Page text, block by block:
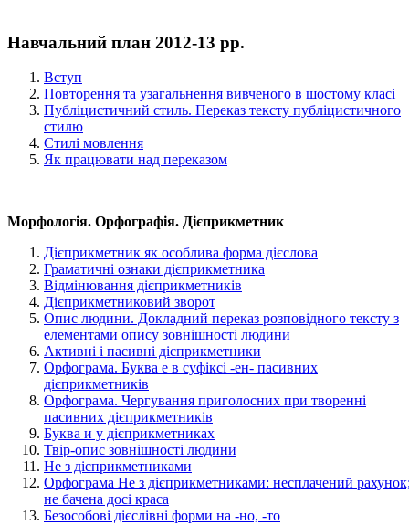
Навчальний план 2012-13 рр.
Вступ
Повторення та узагальнення вивченого в шостому класі
Публіцистичний стиль. Переказ тексту публіцистичного
стилю
Стилі мовлення
Як працювати над переказом
Морфологія. Орфографія. Дієприкметник
Дієприкметник як особлива форма дієслова
Граматичні ознаки дієприкметника
Відмінювання дієприкметників
Дієприкметниковий зворот
Опис людини. Докладний переказ розповідного тексту з
елементами опису зовнішності людини
Активні і пасивні дієприкметники
Орфограма. Буква е в суфіксі -ен- пасивних
дієприкметників
Орфограма. Чергування приголосних при творенні
пасивних дієприкметників
Буква и у дієприкметниках
Твір-опис зовнішності людини
Не з дієприкметниками
Орфограма Не з дієприкметниками: несплачений
не бачена досі краса
Безособові дієслівні форми на -но, -то